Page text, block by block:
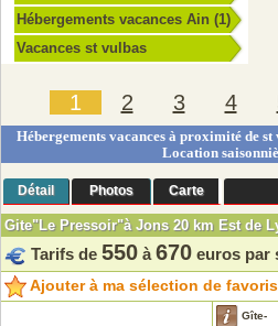
Hébergements vacances Ain (1)
Vacances st vulbas
1 2 3 4
Hébergements vacances à proximité de
Location
Détail Photos Carte
Gite"Le Pressoir"à Jons 20 km Est de
Tarifs de 550 à 670 euros par
Ajouter à ma sélection de
Gîte-